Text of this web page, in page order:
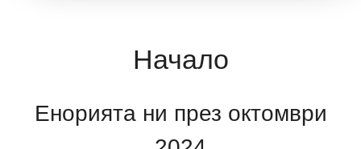
Начало
Енорията ни през октомври